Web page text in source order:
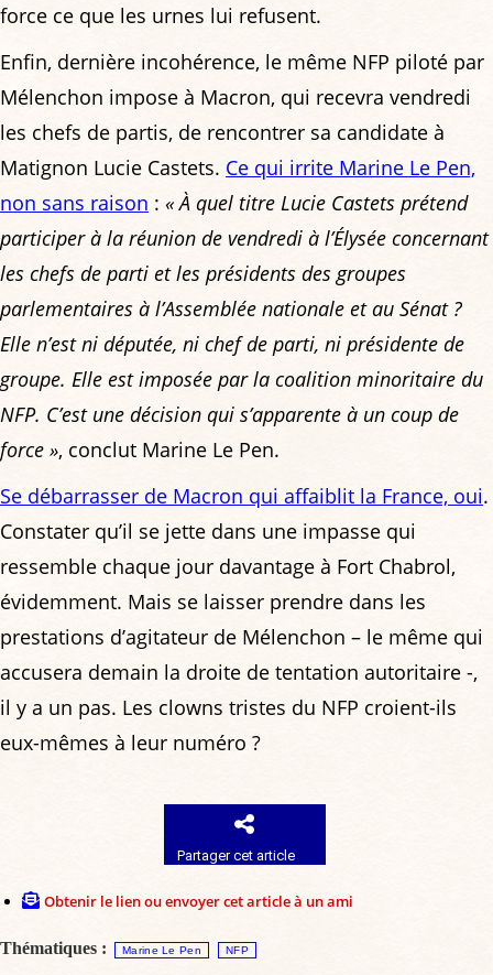
force ce que les urnes lui refusent.
Enfin, dernière incohérence, le même NFP piloté par
Mélenchon impose à Macron, qui recevra vendredi
les chefs de partis, de rencontrer sa candidate à
Matignon Lucie Castets. Ce qui irrite Marine Le Pen,
non sans raison : « À quel titre Lucie Castets prétend
participer à la réunion de vendredi à l’Élysée concernant
les chefs de parti et les présidents des groupes
parlementaires à l’Assemblée nationale et au Sénat ?
Elle n’est ni députée, ni chef de parti, ni présidente de
groupe. Elle est imposée par la coalition minoritaire du
NFP. C’est une décision qui s’apparente à un coup de
force », conclut Marine Le Pen.
Se débarrasser de Macron qui affaiblit la France, oui.
Constater qu’il se jette dans une impasse qui
ressemble chaque jour davantage à Fort Chabrol,
évidemment. Mais se laisser prendre dans les
prestations d’agitateur de Mélenchon – le même qui
accusera demain la droite de tentation autoritaire -,
il y a un pas. Les clowns tristes du NFP croient-ils
eux-mêmes à leur numéro ?
Partager cet article
Obtenir le lien ou envoyer cet article à un ami
Thématiques : Marine Le Pen NFP